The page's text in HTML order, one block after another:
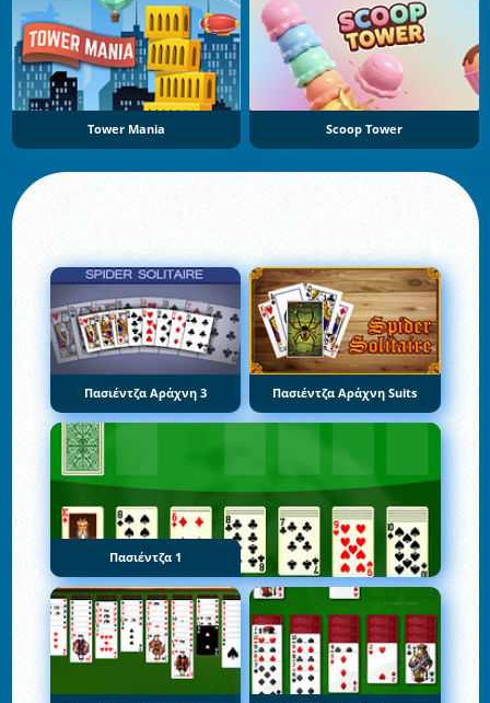
Tower Mania Scoop Tower
Πασιέντζα Αράχνη 3 Πασιέντζα Αράχνη Suits
Πασιέντζα 1